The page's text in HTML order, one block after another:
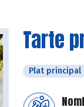
Tarte
Plat principal